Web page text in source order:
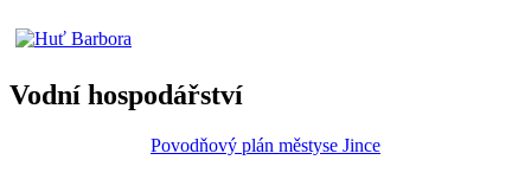
Vodní hospodářství
Povodňový plán městyse Jince